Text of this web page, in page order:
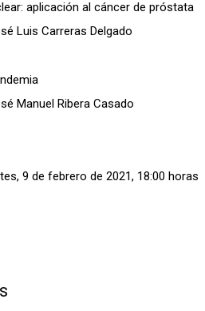
aplicación al cáncer de próstata
Luis Carreras Delgado
Manuel Ribera Casado
9 de febrero de 2021, 18:00 horas